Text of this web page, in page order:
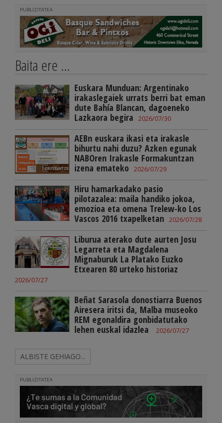
PUBLIZITATEA
Baita ere ...
Euskara Munduan: Argentinako
irakaslegaiek urrats berri bat eman
dute Bahía Blancan, dagoeneko
Lazkaora begira
2026/07/30
AEBn euskara ikasi eta irakasle
bihurtu nahi duzu? Azken egunak
NABOren Irakasle Formakuntzan
izena emateko 2026/07/29
Hiru hamarkadako pasio
pilotazalea: maila handiko jokoa,
emozioa eta omena Trelew-ko Los
Vascos 2016 txapelketan 2026/07/28
Liburua aterako dute aurten Josu
Legarreta eta Magdalena
Mignaburuk La Platako Euzko
Etxearen 80 urteko historiaz
2026/07/27
Beñat Sarasola donostiarra Buenos
Airesera iritsi da, Malba museoko
REM egonaldira gonbidatutako
lehen euskal idazlea
2026/07/27
ALBISTE GEHIAGO...
PUBLIZITATEA